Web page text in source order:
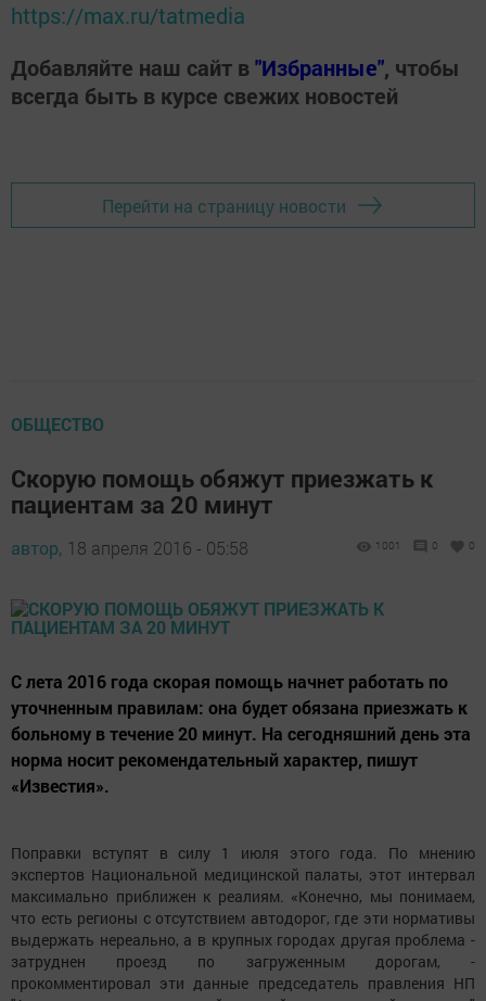
https://max.ru/tatmedia
Добавляйте наш сайт в"Избранные", чтобы
всегда быть в курсе свежих новостей
Перейти на страницу новости
ОБЩЕСТВО
Скорую помощь обяжут приезжать к
пациентам за 20 минут
автор, 18 апреля 2016 - 05:58 1001 0 0
С лета 2016 года скорая помощь начнет работать по
уточненным правилам: она будет обязана приезжать к
больному в течение 20 минут. На сегодняшний день эта
норма носит рекомендательный характер, пишут
«Известия».
Поправки вступят в силу 1 июля этого года. По мнению
экспертов Национальной медицинской палаты, этот интервал
максимально приближен к реалиям. «Конечно, мы понимаем,
что есть регионы с отсутствием автодорог, где эти нормативы
выдержать нереально, а в крупных городах другая проблема -
затруднен проезд по загруженным дорогам, -
прокомментировал эти данные председатель правления НП